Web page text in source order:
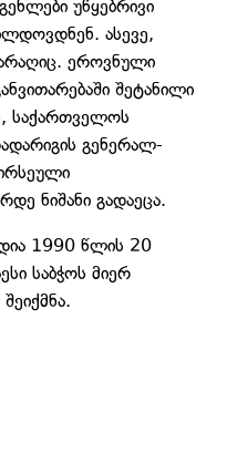
უწყებრივი
ასევე,
ეროვნული
შეტანილი
საქართველოს
გენერალ-
ნიშანი გადაეცა.
1990 წლის 20
საბჭოს მიერ